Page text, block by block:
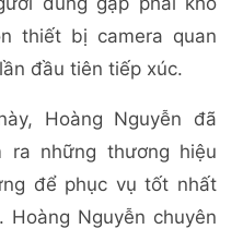
thiết bị camera quan
đầu tiên tiếp xúc.
Hoàng Nguyễn đã
ra những thương hiệu
để phục vụ tốt nhất
Hoàng Nguyễn chuyên